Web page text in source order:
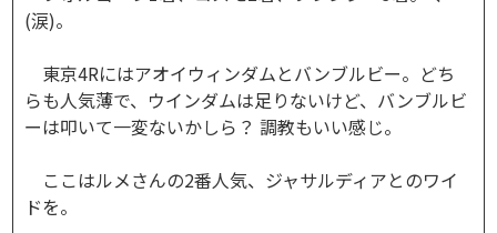
(涙)。
東京4Rにはアオイウィンダムとバンブルビー。どち
らも人気薄で、ウインダムは足りないけど、バンブルビ
ーは叩いて一変ないかしら？ 調教もいい感じ。
ここはルメさんの2番人気、ジャサルディアとのワイ
ドを。